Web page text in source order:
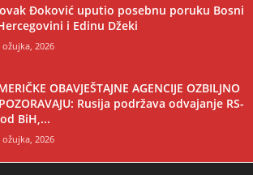
Đoković uputio posebnu poruku Bosni
i Edinu Džeki
ožujka, 2026
OBAVJEŠTAJNE AGENCIJE OZBILJNO
Rusija podržava odvajanje RS-
BiH,...
ožujka, 2026